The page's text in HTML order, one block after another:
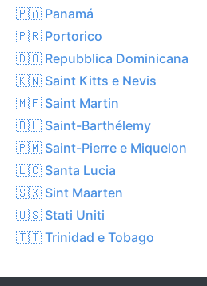
🇵🇦 Panamá
🇵🇷 Portorico
🇩🇴 Repubblica Dominicana
🇰🇳 Saint Kitts e Nevis
🇲🇫 Saint Martin
🇧🇱 Saint-Barthélemy
🇵🇲 Saint-Pierre e Miquelon
🇱🇨 Santa Lucia
🇸🇽 Sint Maarten
🇺🇸 Stati Uniti
🇹🇹 Trinidad e Tobago